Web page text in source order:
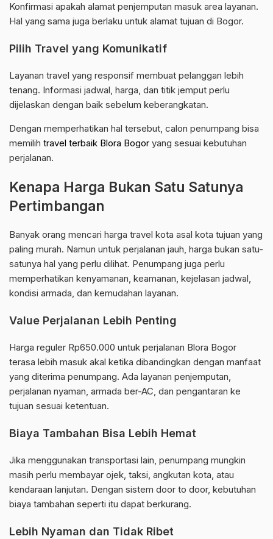
Konfirmasi apakah alamat penjemputan masuk area layanan.
Hal yang sama juga berlaku untuk alamat tujuan di Bogor.
Pilih Travel yang Komunikatif
Layanan travel yang responsif membuat pelanggan lebih
tenang. Informasi jadwal, harga, dan titik jemput perlu
dijelaskan dengan baik sebelum keberangkatan.
Dengan memperhatikan hal tersebut, calon penumpang bisa
memilih travel terbaik Blora Bogor yang sesuai kebutuhan
perjalanan.
Kenapa Harga Bukan Satu Satunya
Pertimbangan
Banyak orang mencari harga travel kota asal kota tujuan yang
paling murah. Namun untuk perjalanan jauh, harga bukan satu-
satunya hal yang perlu dilihat. Penumpang juga perlu
memperhatikan kenyamanan, keamanan, kejelasan jadwal,
kondisi armada, dan kemudahan layanan.
Value Perjalanan Lebih Penting
Harga reguler Rp650.000 untuk perjalanan Blora Bogor
terasa lebih masuk akal ketika dibandingkan dengan manfaat
yang diterima penumpang. Ada layanan penjemputan,
perjalanan nyaman, armada ber-AC, dan pengantaran ke
tujuan sesuai ketentuan.
Biaya Tambahan Bisa Lebih Hemat
Jika menggunakan transportasi lain, penumpang mungkin
masih perlu membayar ojek, taksi, angkutan kota, atau
kendaraan lanjutan. Dengan sistem door to door, kebutuhan
biaya tambahan seperti itu dapat berkurang.
Lebih Nyaman dan Tidak Ribet